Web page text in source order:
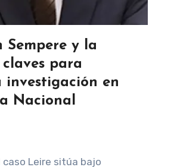
Sempere y la
claves para
investigación en
Nacional
caso Leire sitúa bajo